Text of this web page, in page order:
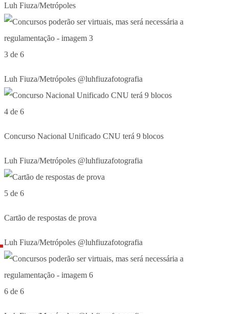
Luh Fiuza/Metrópoles
3 de 6
Luh Fiuza/Metrópoles @luhfiuzafotografia
4 de 6
Concurso Nacional Unificado CNU terá 9 blocos
Luh Fiuza/Metrópoles @luhfiuzafotografia
5 de 6
Cartão de respostas de prova
Luh Fiuza/Metrópoles @luhfiuzafotografia
6 de 6